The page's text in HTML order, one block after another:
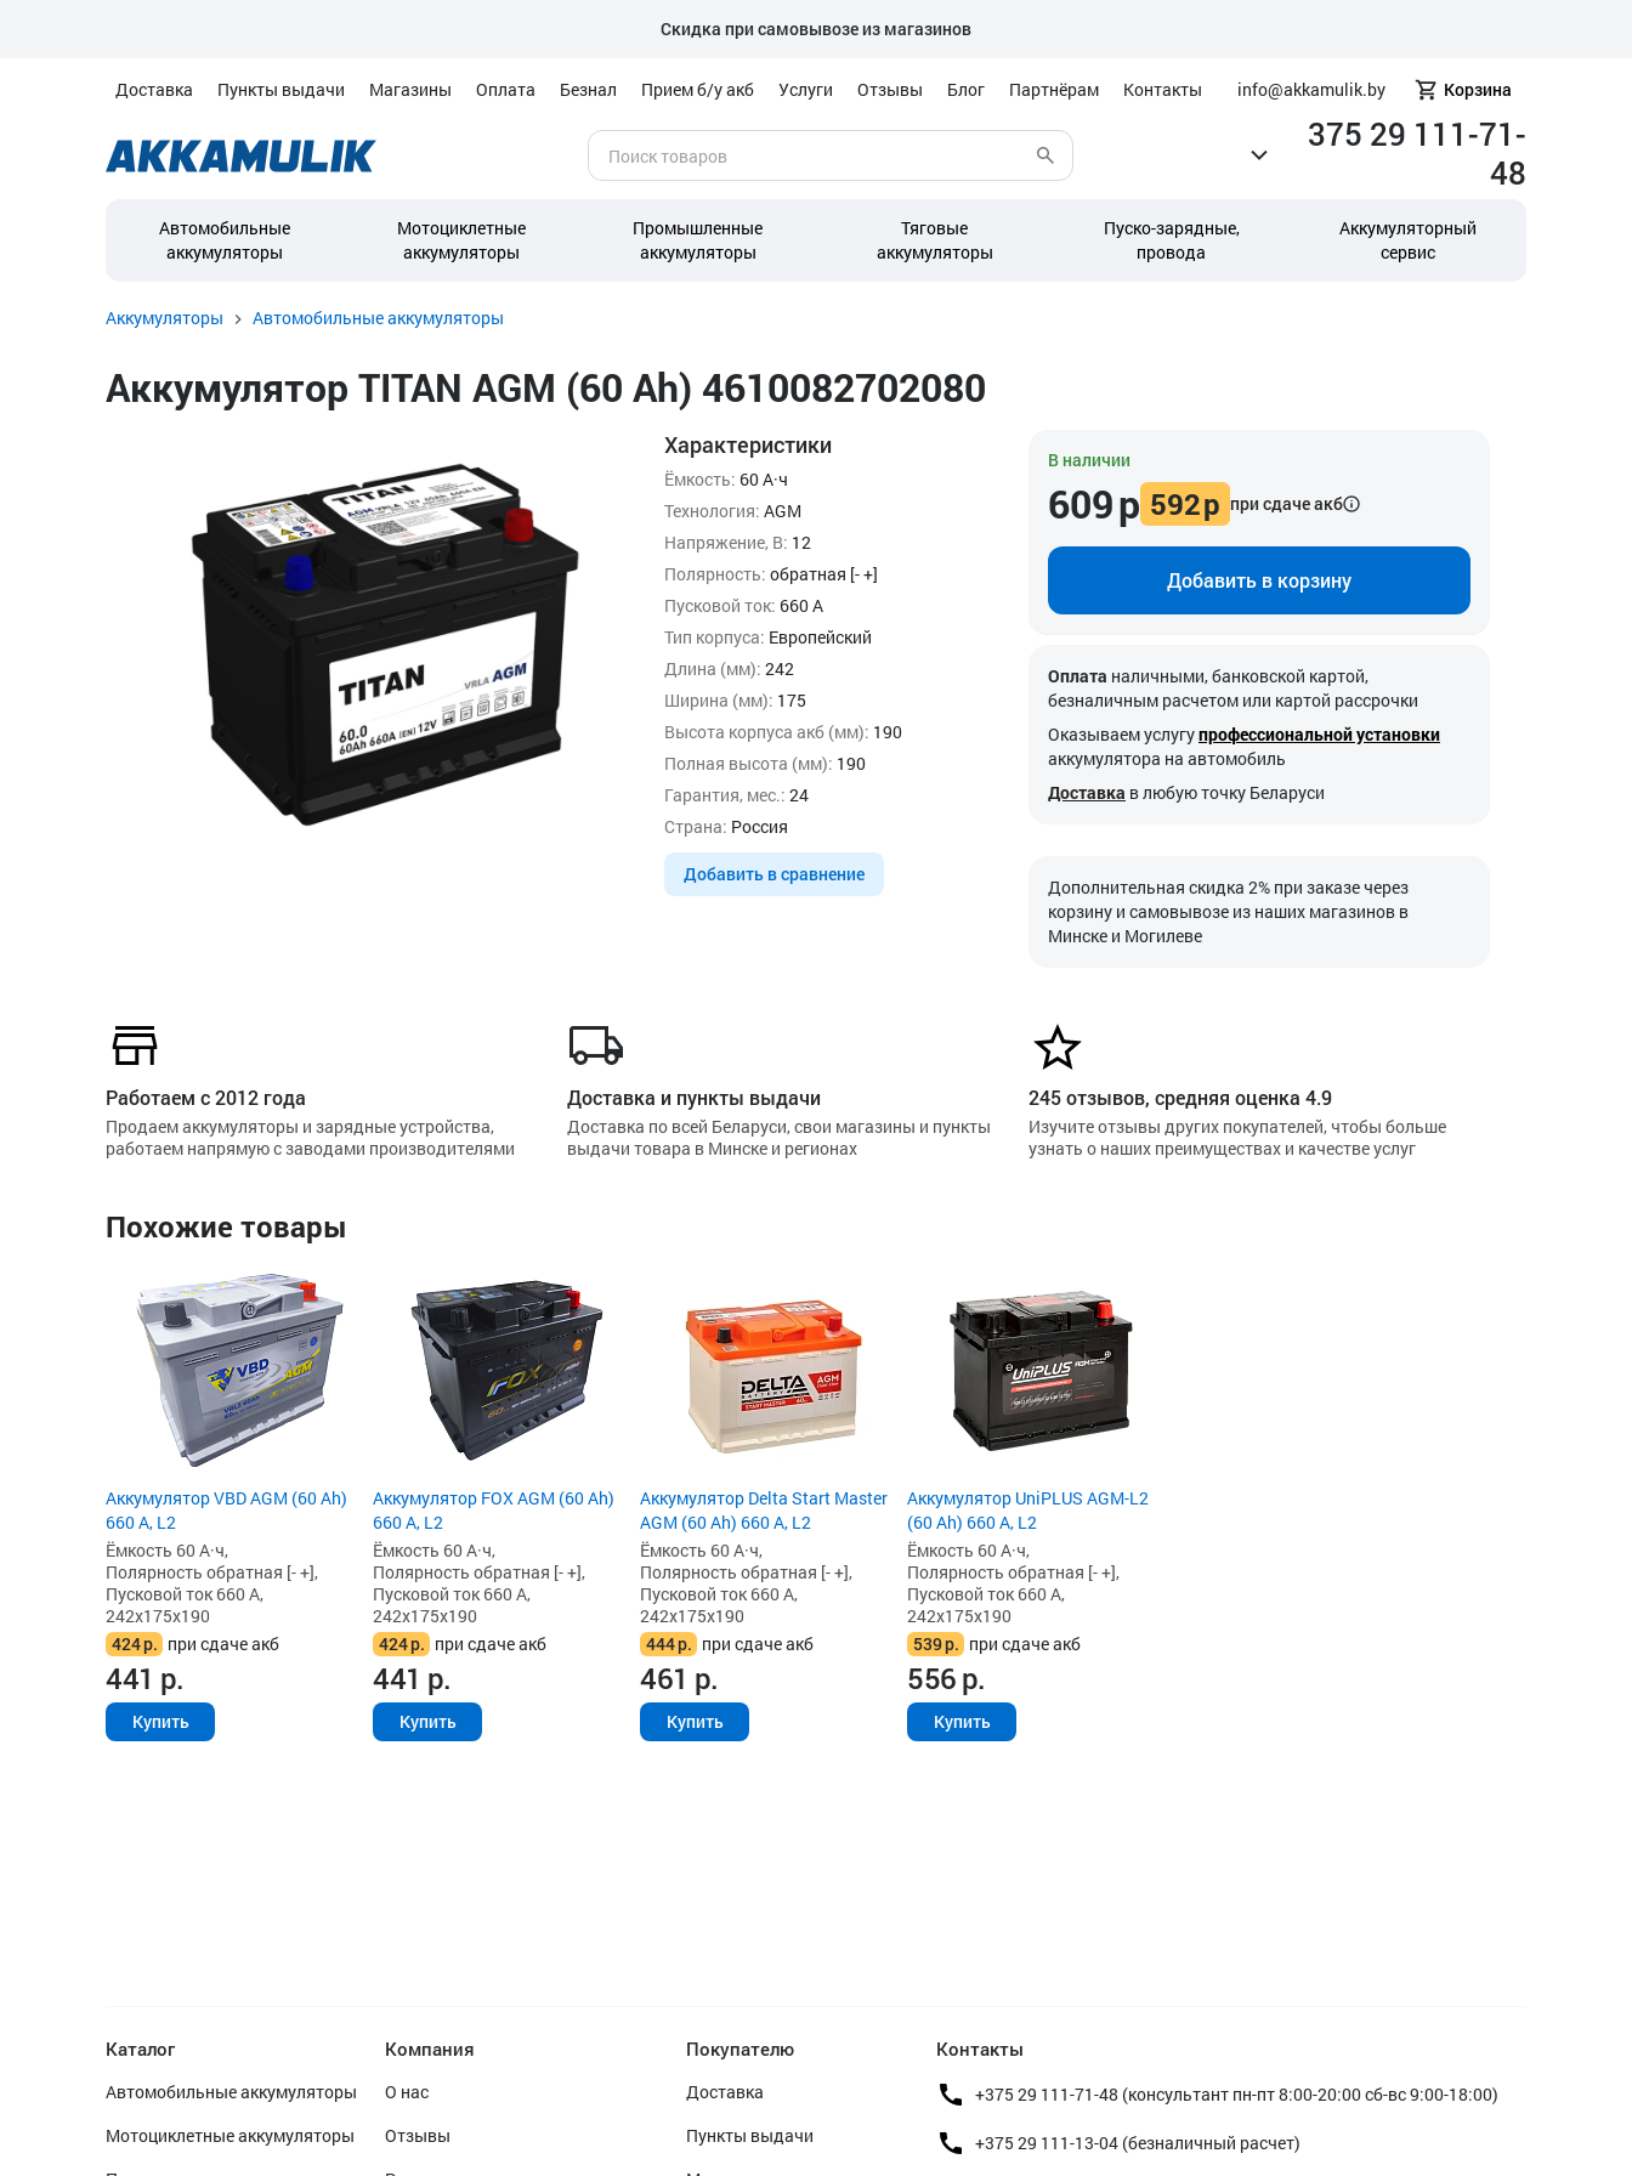
Скидка при самовывозе из магазинов
Доставка Пункты выдачи Магазины Оплата Безнал Прием б/у акб Услуги Отзывы Блог Партнёрам Контакты info@akkamulik.by Корзина
375 29 111-71-
48
Автомобильные
аккумуляторы
Мотоциклетные
аккумуляторы
Промышленные
аккумуляторы
Тяговые
аккумуляторы
Пуско-зарядные,
провода
Аккумуляторный
сервис
Аккумуляторы Автомобильные аккумуляторы
Аккумулятор TITAN AGM (60 Ah) 4610082702080
Характеристики
Ёмкость: 60 А·ч
Технология: AGM
Напряжение, В: 12
Полярность: обратная [- +]
Пусковой ток: 660 А
Тип корпуса: Европейский
Длина (мм): 242
Ширина (мм): 175
Высота корпуса акб (мм): 190
Полная высота (мм): 190
Гарантия, мес.: 24
Страна: Россия
Добавить в сравнение
В наличии
609р 592р при сдаче акб
Добавить в корзину
Оплата наличными, банковской картой,
безналичным расчетом или картой рассрочки
Оказываем услугупрофессиональной установки
аккумулятора на автомобиль
Доставка в любую точку Беларуси
Дополнительная скидка 2% при заказе через
корзину и самовывозе из наших магазинов в
Минске и Могилеве
Работаем с 2012 года
Продаем аккумуляторы и зарядные устройства,
работаем напрямую с заводами производителями
Доставка и пункты выдачи
Доставка по всей Беларуси, свои магазины и пункты
выдачи товара в Минске и регионах
245 отзывов, средняя оценка 4.9
Изучите отзывы других покупателей, чтобы больше
узнать о наших преимуществах и качестве услуг
Похожие товары
Аккумулятор VBD AGM (60 Ah)
660 А, L2
Ёмкость 60 А·ч,
Полярность обратная [- +],
Пусковой ток 660 А,
242x175x190
424р. при сдаче акб
441 р.
Купить
Аккумулятор FOX AGM (60 Ah)
660 А, L2
Ёмкость 60 А·ч,
Полярность обратная [- +],
Пусковой ток 660 А,
242x175x190
424р. при сдаче акб
441 р.
Купить
Аккумулятор Delta Start Master
AGM (60 Ah) 660 А, L2
Ёмкость 60 А·ч,
Полярность обратная [- +],
Пусковой ток 660 А,
242x175x190
444р. при сдаче акб
461 р.
Купить
Аккумулятор UniPLUS AGM-L2
(60 Ah) 660 А, L2
Ёмкость 60 А·ч,
Полярность обратная [- +],
Пусковой ток 660 А,
242x175x190
539р. при сдаче акб
556р.
Купить
Каталог
Автомобильные аккумуляторы
Мотоциклетные аккумуляторы
Компания
О нас
Отзывы
Покупателю
Доставка
Пункты выдачи
Контакты
+375 29 111-71-48 (консультант пн-пт 8:00-20:00 сб-вс 9:00-18:00)
+375 29 111-13-04 (безналичный расчет)